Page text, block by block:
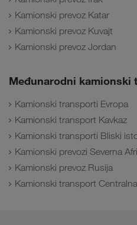
Kamionski prevoz Katar
Kamionski prevoz Kuvajt
Kamionski prevoz Jordan
Međunarodni kamionski
Kamionski transporti Evropa
Kamionski transport Kavkaz
Kamionski transporti Bliski
Kamionski prevozi Severna
Kamionski prevoz Rusija
Kamionski transport